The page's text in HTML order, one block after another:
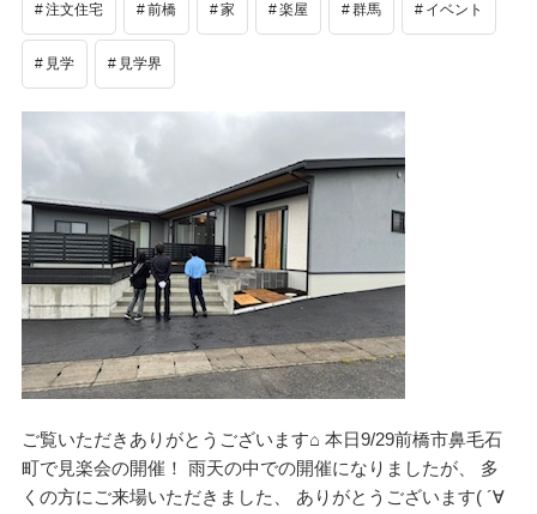
注文住宅 前橋 家 楽屋 群馬 イベント
見学 見学界
ご覧いただきありがとうございます⌂ 本日9/29前橋市鼻毛石
町で見楽会の開催！ 雨天の中での開催になりましたが、 多
くの方にご来場いただきました、 ありがとうございます( ´∀